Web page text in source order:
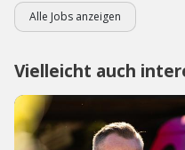
Alle Jobs anzeigen
Vielleicht auch